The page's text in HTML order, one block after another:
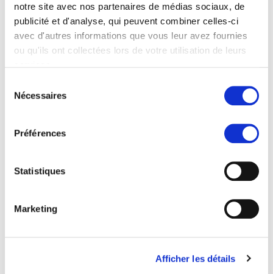
notre site avec nos partenaires de médias sociaux, de
publicité et d'analyse, qui peuvent combiner celles-ci
avec d'autres informations que vous leur avez fournies
ou qu'ils ont collectées lors de votre utilisation de leurs
Nécessaires
Préférences
Statistiques
Marketing
Afficher les détails
Institutions
Institut universitaire de formation et recherche en
soins (IUFRS), Université de Lausanne et Centre
Careum Recherche, Formation des patients,
International Breast Cancer Study Group (IBCSG),
Clinique gynécologique, Hôpital universitaire de
Bâle, Spitalstrasse 21, CH-4031 Bâle
Treatment (Association PACRT), chemin du